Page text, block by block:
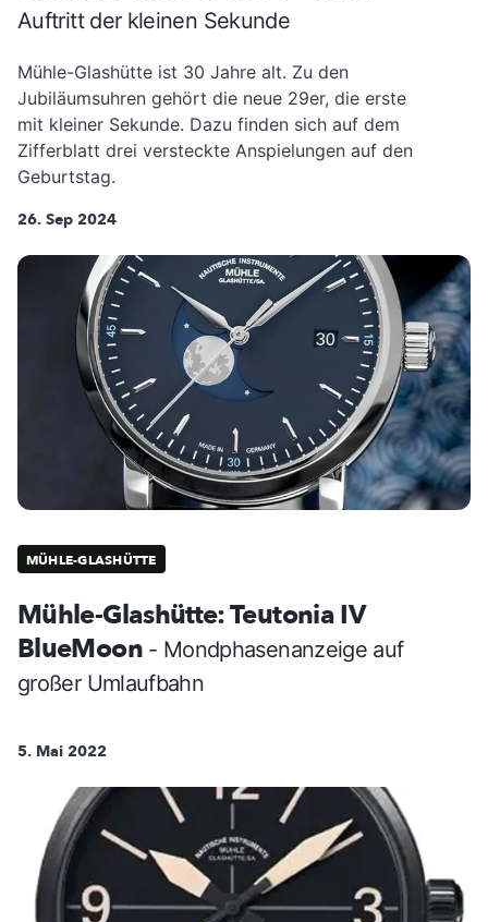
Auftritt der kleinen Sekunde
Mühle-Glashütte ist 30 Jahre alt. Zu den
Jubiläumsuhren gehört die neue 29er, die erste
mit kleiner Sekunde. Dazu finden sich auf dem
Zifferblatt drei versteckte Anspielungen auf den
Geburtstag.
26. Sep 2024
MÜHLE-GLASHÜTTE
Mühle-Glashütte: Teutonia IV
BlueMoon - Mondphasenanzeige auf
großer Umlaufbahn
5. Mai 2022